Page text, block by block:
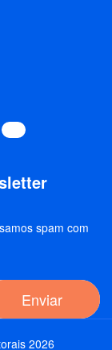
spam com
Enviar
2026